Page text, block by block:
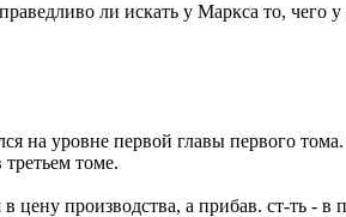
ли искать у Маркса то, чего у
на уровне первой главы первого
томе.
цену производства, а прибав. ст-ть -